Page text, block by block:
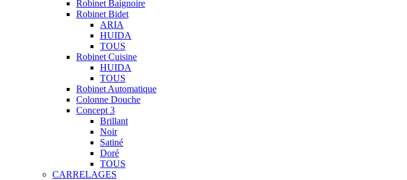
Robinet Baignoire
Robinet Bidet
ARIA
HUIDA
TOUS
Robinet Cuisine
HUIDA
TOUS
Robinet Automatique
Colonne Douche
Concept 3
Brillant
Noir
Satiné
Doré
TOUS
CARRELAGES